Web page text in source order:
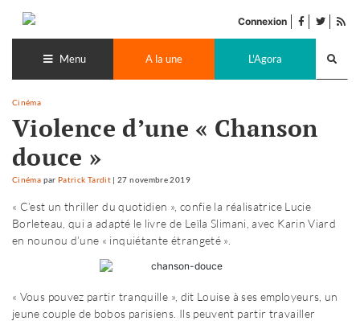
contenu
Connexion facebook
twitter
Menu A la une L'Agora
Cinéma
Violence d’une « Chanson
douce »
Cinéma par Patrick Tardit |27 novembre 2019
« C’est un thriller du quotidien », confie la réalisatrice Lucie
Borleteau, qui a adapté le livre de Leïla Slimani, avec Karin Viard
en nounou d’une « inquiétante étrangeté ».
« Vous pouvez partir tranquille », dit Louise à ses employeurs, un
jeune couple de bobos parisiens. Ils peuvent partir travailler